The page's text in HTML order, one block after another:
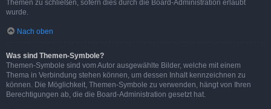
Themen zu schließen, sofern dies durch die Board-Administration erlaubt
wurde.
Nach oben
Was sind Themen-Symbole?
Themen-Symbole sind vom Autor ausgewählte Bilder, welche mit einem
Thema in Verbindung stehen können, um dessen Inhalt kennzeichnen zu
können. Die Möglichkeit, Themen-Symbole zu verwenden, hängt von Ihren
Berechtigungen ab, die die Board-Administration gesetzt hat.